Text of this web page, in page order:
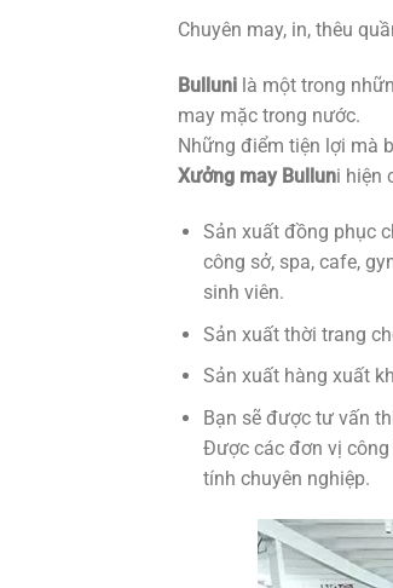
Chuyên may, in, thêu
Bulluni là một trong
may mặc trong nước.
Những điểm tiện lợi mà
Xưởng may Bulluni hiện
Sản xuất đồng phục
công sở, spa, cafe,
sinh viên.
Sản xuất thời trang
Sản xuất hàng xuất
Bạn sẽ được tư vấn
Được các đơn vị
tính chuyên nghiệp.